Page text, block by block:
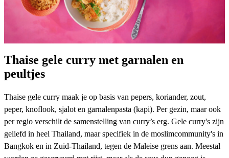
Thaise gele curry met garnalen en
peultjes
Thaise gele curry maak je op basis van pepers, koriander, zout,
peper, knoflook, sjalot en garnalenpasta (kapi). Per gezin, maar ook
per regio verschilt de samenstelling van curry’s erg. Gele curry's zijn
geliefd in heel Thailand, maar specifiek in de moslimcommunity's in
Bangkok en in Zuid-Thailand, tegen de Maleise grens aan. Meestal